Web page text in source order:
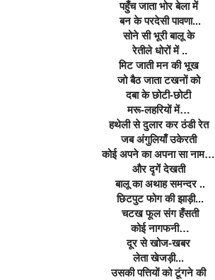
पहुँच जाता भोर बेला में
बन के परदेसी पावणा...
सोने सी भूरी बालू के
रेतीले धोरों में ..
मिट जाती मन की भूख
जो बैठ जाता टखनों को
दबा के छोटी-छोटी
मरू-लहरियों में…
हथेली से दुलार कर ठंडी रेत
जब अंगुलियाँ उकेरती
कोई अपने का अपना सा नाम…
और दृगें देखती
बालू का अथाह समन्दर ..
छिटपुट फोग की झाड़ी...
चटख फूल संग हँसती
कोई नागफनी…
दूर से खोज-खबर
लेता खेजड़ी...
उसकी पत्तियों को टूंगने की